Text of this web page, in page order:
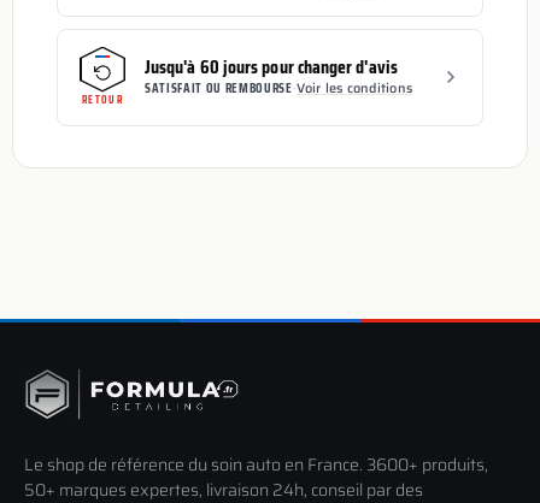
RETOUR
Jusqu'à 60 jours pour changer d'avis
SATISFAIT OU REMBOURSE·Voir les conditions
Le shop de référence du soin auto en France. 3600+ produits,
50+ marques expertes, livraison 24h, conseil par des